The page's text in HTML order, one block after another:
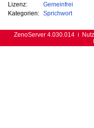
Lizenz:
Gemeinfrei
Kategorien:
Sprichwort
ZenoServer 4.030.014